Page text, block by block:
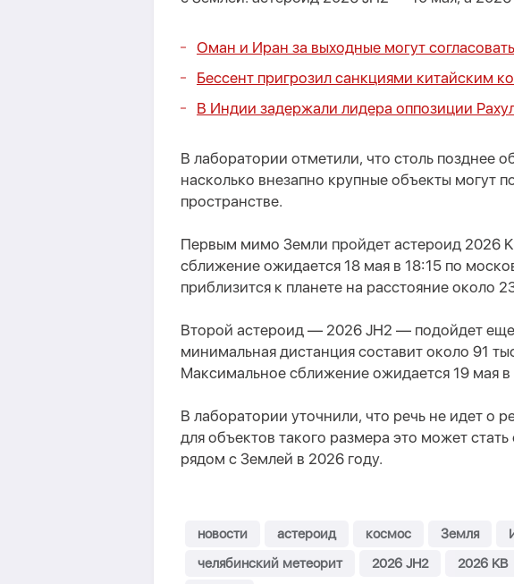
Оман и Иран за выходные могут
Бессент пригрозил санкциями китайским
В Индии задержали лидера оппозиции
В лаборатории отметили, что столь позднее
насколько внезапно крупные объекты могут
пространстве.
Первым мимо Земли пройдет астероид 2026
сближение ожидается 18 мая в 18:15 по
приблизится к планете на расстояние около
Второй астероид — 2026 JH2 — подойдет
минимальная дистанция составит около 91
Максимальное сближение ожидается 19 мая в
В лаборатории уточнили, что речь не идет о
для объектов такого размера это может
рядом с Землей в 2026 году.
новости астероид космос Земля
челябинский метеорит
2026 JH2 2026 KB